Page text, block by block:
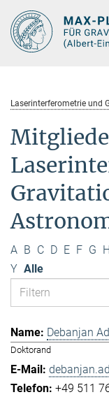
Hauptinhalt
Laserinterferometrie und
A B C D E F G H
Y Alle
Debanjan
Doktorand
+49 511